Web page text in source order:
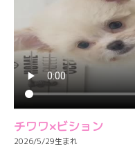
チワワ×ビション
2026/5/29生まれ